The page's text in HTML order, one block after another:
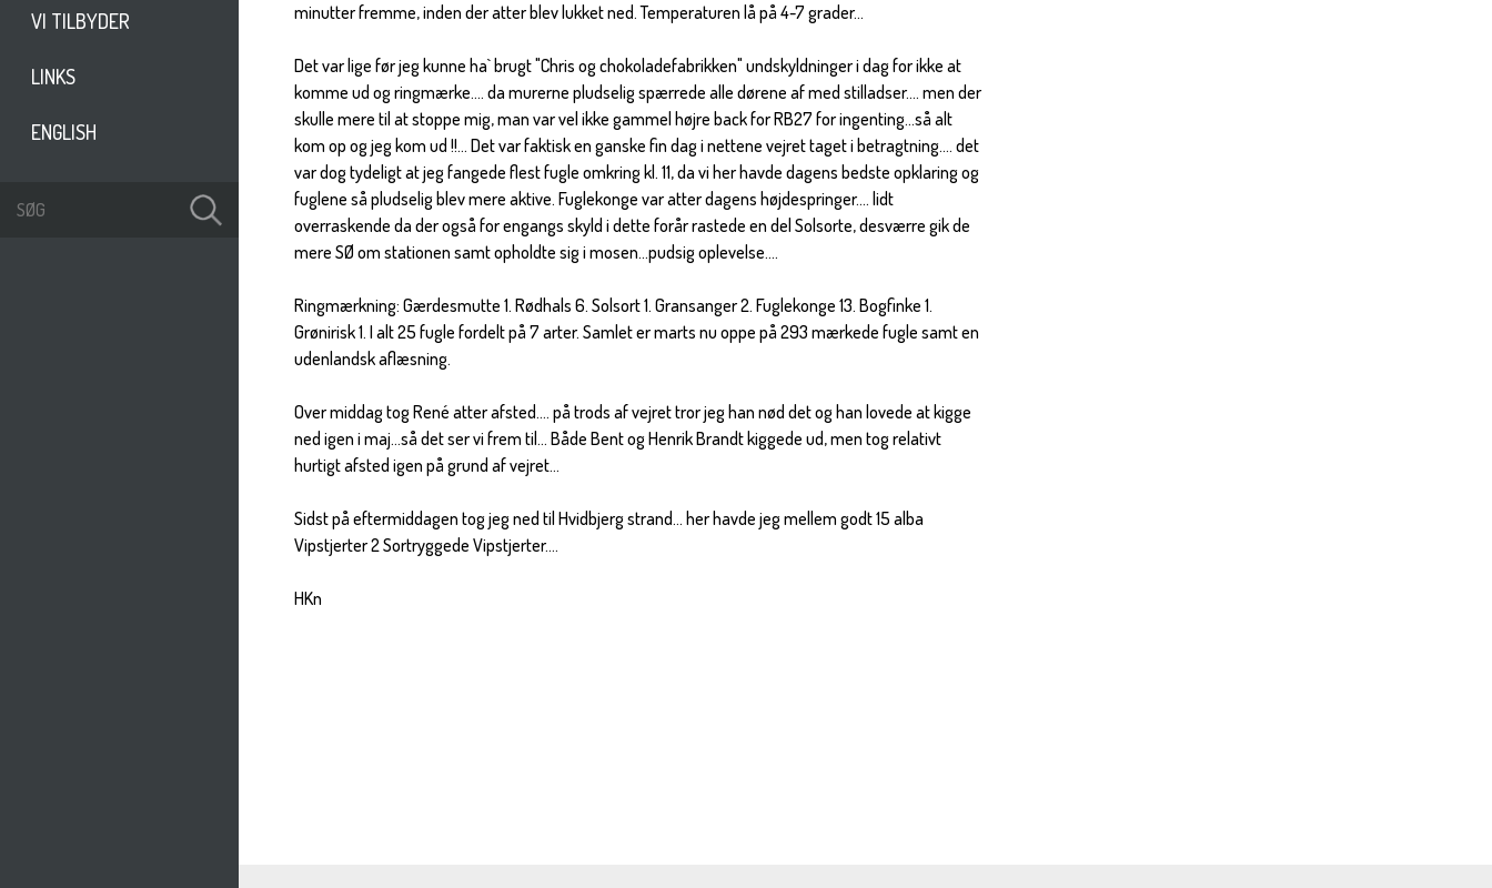
VI TILBYDER
LINKS
ENGLISH
minutter fremme, inden der atter blev lukket ned. Temperaturen lå på 4-7 grader...
Det var lige før jeg kunne ha` brugt "Chris og chokoladefabrikken" undskyldninger i dag for ikke at
komme ud og ringmærke.... da murerne pludselig spærrede alle dørene af med stilladser.... men der
skulle mere til at stoppe mig, man var vel ikke gammel højre back for RB27 for ingenting...så alt
kom op og jeg kom ud !!... Det var faktisk en ganske fin dag i nettene vejret taget i betragtning.... det
var dog tydeligt at jeg fangede flest fugle omkring kl. 11, da vi her havde dagens bedste opklaring og
fuglene så pludselig blev mere aktive. Fuglekonge var atter dagens højdespringer.... lidt
overraskende da der også for engangs skyld i dette forår rastede en del Solsorte, desværre gik de
mere SØ om stationen samt opholdte sig i mosen...pudsig oplevelse....
Ringmærkning: Gærdesmutte 1. Rødhals 6. Solsort 1. Gransanger 2. Fuglekonge 13. Bogfinke 1.
Grønirisk 1. I alt 25 fugle fordelt på 7 arter. Samlet er marts nu oppe på 293 mærkede fugle samt en
udenlandsk aflæsning.
Over middag tog René atter afsted.... på trods af vejret tror jeg han nød det og han lovede at kigge
ned igen i maj...så det ser vi frem til... Både Bent og Henrik Brandt kiggede ud, men tog relativt
hurtigt afsted igen på grund af vejret...
Sidst på eftermiddagen tog jeg ned til Hvidbjerg strand... her havde jeg mellem godt 15 alba
Vipstjerter 2 Sortryggede Vipstjerter....
HKn